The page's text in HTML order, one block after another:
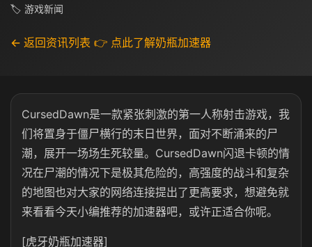
🏷 游戏新闻
← 返回资讯列表 👉 点此了解奶瓶加速器
CursedDawn是一款紧张刺激的第一人称射击游戏，我
们将置身于僵尸横行的末日世界，面对不断涌来的尸
潮，展开一场场生死较量。CursedDawn闪退卡顿的情
况在尸潮的情况下是极其危险的，高强度的战斗和复杂
的地图也对大家的网络连接提出了更高要求，想避免就
来看看今天小编推荐的加速器吧，或许正适合你呢。
[虎牙奶瓶加速器]